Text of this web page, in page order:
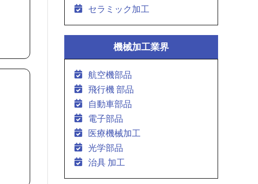
セラミック加工
機械加工業界
航空機部品
飛行機 部品
自動車部品
電子部品
医療機械加工
光学部品
治具 加工